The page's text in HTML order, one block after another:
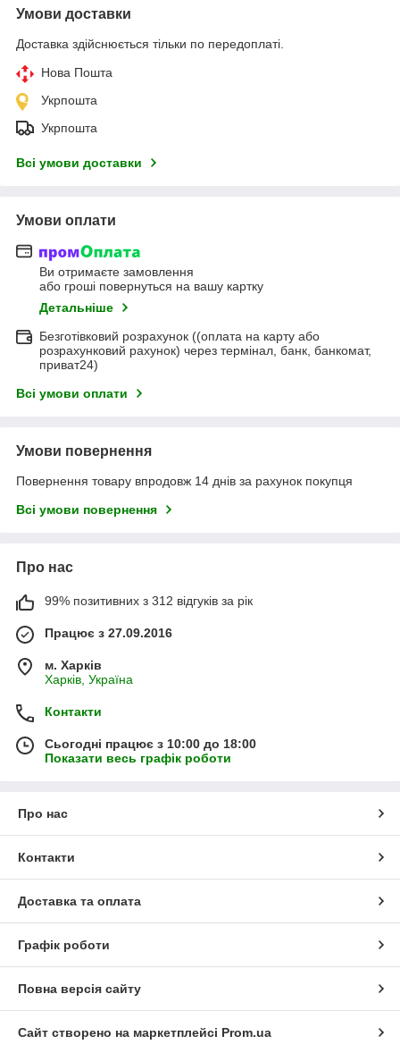
Умови доставки
Доставка здійснюється тільки по передоплаті.
Нова Пошта
Укрпошта
Укрпошта
Всі умови доставки
Умови оплати
Ви отримаєте замовлення
або гроші повернуться на вашу картку
Детальніше
Безготівковий розрахунок ((оплата на карту або
розрахунковий рахунок) через термінал, банк, банкомат,
приват24)
Всі умови оплати
Умови повернення
Повернення товару впродовж 14 днів за рахунок покупця
Всі умови повернення
Про нас
99% позитивних з 312 відгуків за рік
Працює з 27.09.2016
м. Харків
Харків, Україна
Контакти
Сьогодні працює з 10:00 до 18:00
Показати весь графік роботи
Про нас
Контакти
Доставка та оплата
Графік роботи
Повна версія сайту
Сайт створено на маркетплейсі Prom.ua